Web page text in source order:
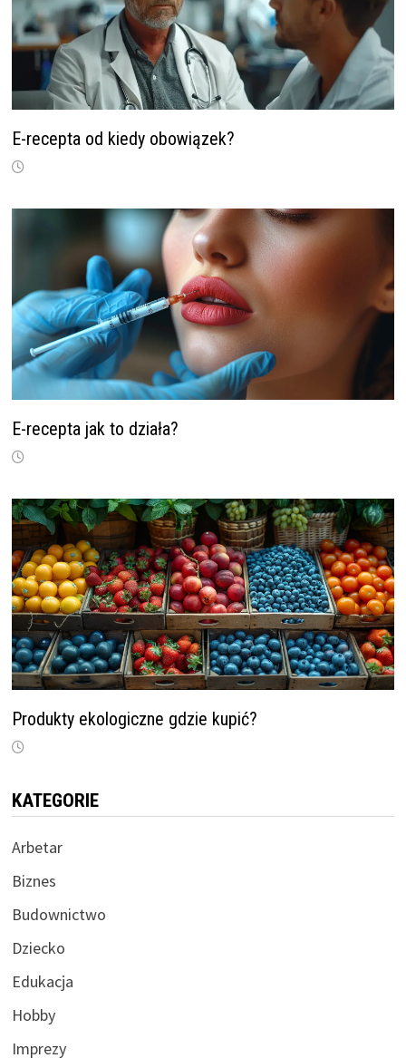
E-recepta od kiedy obowiązek?
E-recepta jak to działa?
Produkty ekologiczne gdzie kupić?
KATEGORIE
Arbetar
Biznes
Budownictwo
Dziecko
Edukacja
Hobby
Imprezy